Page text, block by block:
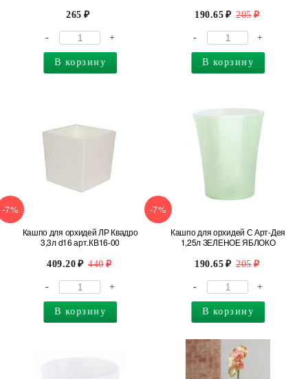
265
- +
В корзину
190.65 205
- +
В корзину
-7%
Кашпо для орхидей ЛР Квадро
3,3л d16 арт.КВ16-00
409.20 440
- +
В корзину
-7%
Кашпо для орхидей С Арт-Дея
1,25л ЗЕЛЕНОЕ ЯБЛОКО
190.65 205
- +
В корзину